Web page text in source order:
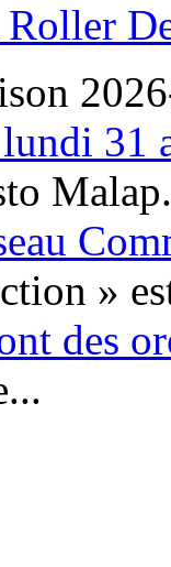
Roller
31
»
des